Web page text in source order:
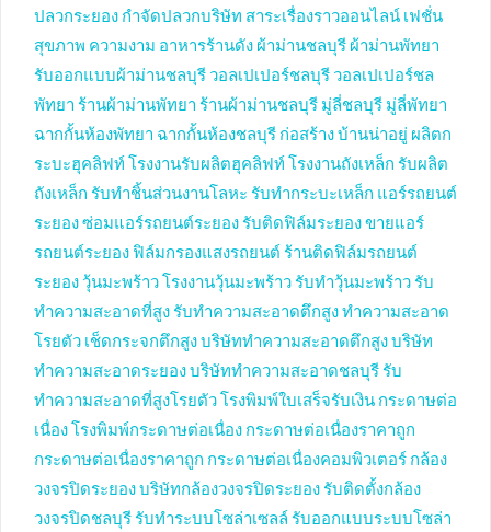
ปลวกระยอง กำจัดปลวกบริษัท สาระเรื่องราวออนไลน์ เฟชั่น
สุขภาพ ความงาม อาหารร้านดัง ผ้าม่านชลบุรี ผ้าม่านพัทยา
รับออกแบบผ้าม่านชลบุรี วอลเปเปอร์ชลบุรี วอลเปเปอร์ชล
พัทยา ร้านผ้าม่านพัทยา ร้านผ้าม่านชลบุรี มู่ลี่ชลบุรี มู่ลี่พัทยา
ฉากกั้นห้องพัทยา ฉากกั้นห้องชลบุรี ก่อสร้าง บ้านน่าอยู่ ผลิตก
ระบะฮุคลิฟท์ โรงงานรับผลิตฮุคลิฟท์ โรงงานถังเหล็ก รับผลิต
ถังเหล็ก รับทำชิ้นส่วนงานโลหะ รับทำกระบะเหล็ก แอร์รถยนต์
ระยองซ่อมแอร์รถยนต์ระยอง รับติดฟิล์มระยองขายแอร์
รถยนต์ระยอง ฟิล์มกรองแสงรถยนต์ ร้านติดฟิล์มรถยนต์
ระยอง วุ้นมะพร้าว โรงงานวุ้นมะพร้าว รับทำวุ้นมะพร้าว รับ
ทำความสะอาดที่สูง รับทำความสะอาดตึกสูงทำความสะอาด
โรยตัว เช็ดกระจกตึกสูงบริษัททำความสะอาดตึกสูงบริษัท
ทำความสะอาดระยองบริษัททำความสะอาดชลบุรี รับ
ทำความสะอาดที่สูงโรยตัว โรงพิมพ์ใบเสร็จรับเงิน กระดาษต่อ
เนื่อง โรงพิมพ์กระดาษต่อเนื่อง กระดาษต่อเนื่องราคาถูก
กระดาษต่อเนื่องราคาถูก กระดาษต่อเนื่องคอมพิวเตอร์ กล้อง
วงจรปิดระยองบริษัทกล้องวงจรปิดระยอง รับติดตั้งกล้อง
วงจรปิดชลบุรี รับทำระบบโซล่าเซลล์ รับออกแบบระบบโซล่า